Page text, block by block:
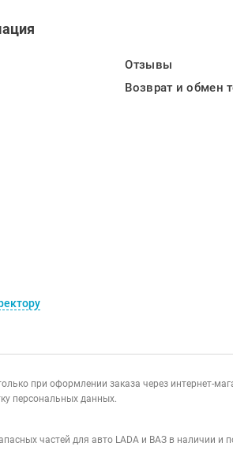
Отзывы
Возврат и обмен
при оформлении заказа через интернет-
персональных данных.
частей для авто LADA и ВАЗ в наличии